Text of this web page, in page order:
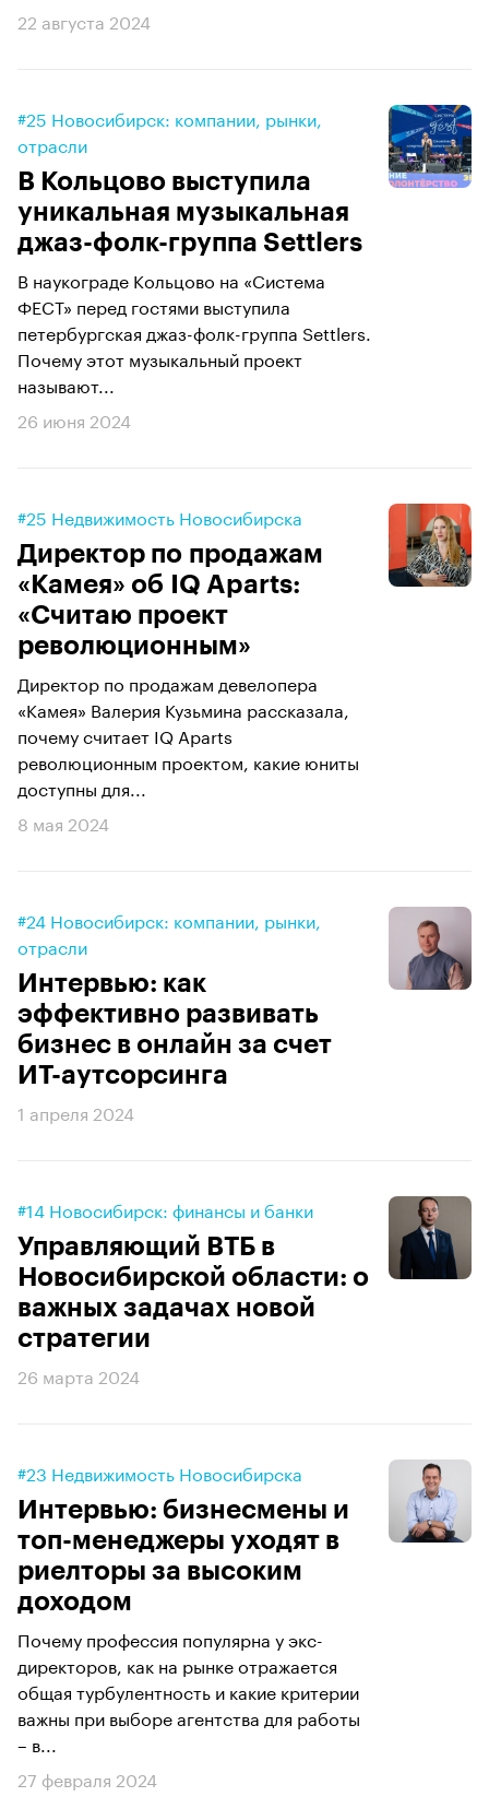
22 августа 2024
#25 Новосибирск: компании, рынки,
отрасли
В Кольцово выступила
уникальная музыкальная
джаз-фолк-группа Settlers
В наукограде Кольцово на «Система
ФЕСТ» перед гостями выступила
петербургская джаз-фолк-группа Settlers.
Почему этот музыкальный проект
называют...
26 июня 2024
#25 Недвижимость Новосибирска
Директор по продажам
«Камея» об IQ Aparts:
«Считаю проект
революционным»
Директор по продажам девелопера
«Камея» Валерия Кузьмина рассказала,
почему считает IQ Aparts
революционным проектом, какие юниты
доступны для...
8 мая 2024
#24 Новосибирск: компании, рынки,
отрасли
Интервью: как
эффективно развивать
бизнес в онлайн за счет
ИТ-аутсорсинга
1 апреля 2024
#14 Новосибирск: финансы и банки
Управляющий ВТБ в
Новосибирской области: о
важных задачах новой
стратегии
26 марта 2024
#23 Недвижимость Новосибирска
Интервью: бизнесмены и
топ-менеджеры уходят в
риелторы за высоким
доходом
Почему профессия популярна у экс-
директоров, как на рынке отражается
общая турбулентность и какие критерии
важны при выборе агентства для работы
– в...
27 февраля 2024